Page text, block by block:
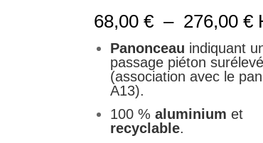
68,00 € – 276,00 €
à
Panonceau indiquant
passage piéton surélevé
(association avec le
A13).
100 % aluminium et
recyclable.